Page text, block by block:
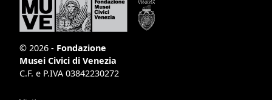
© 2026 - Fondazione
Musei Civici di Venezia
C.F. e P.IVA 03842230272